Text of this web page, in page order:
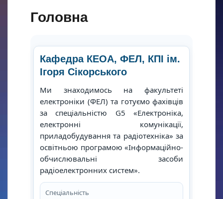
Головна
Кафедра КЕОА, ФЕЛ, КПІ ім.
Ігоря Сікорського
Ми знаходимось на факультеті
електроніки (ФЕЛ) та готуємо фахівців
за спеціальністю G5 «Електроніка,
електронні комунікації,
приладобудування та радіотехніка» за
освітньою програмою «Інформаційно-
обчислювальні засоби
радіоелектронних систем».
Спеціальність